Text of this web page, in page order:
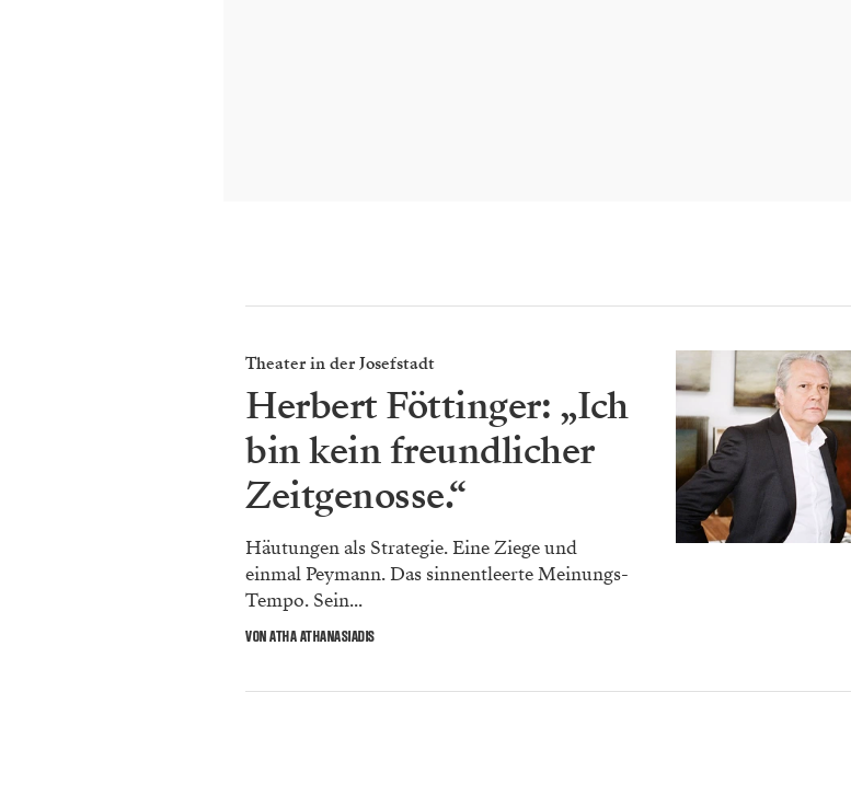
Theater in der Josefstadt
Herbert Föttinger: „Ich
bin kein freundlicher
Zeitgenosse.“
Häutungen als Strategie. Eine Ziege und
einmal Peymann. Das sinnentleerte Meinungs-
Tempo. Sein...
VON ATHA ATHANASIADIS